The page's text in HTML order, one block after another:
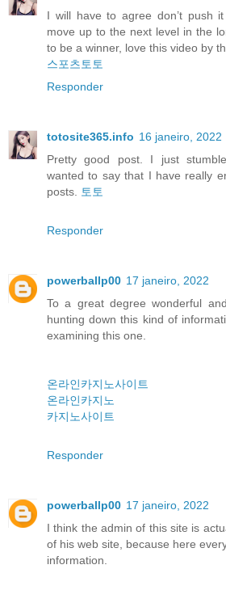
I will have to agree don’t push
move up to the next level in the
to be a winner, love this video by
스포츠토토
Responder
totosite365.info 16 janeiro, 2022
Pretty good post. I just
wanted to say that I have really
posts.
토토
Responder
powerballp00 17 janeiro, 2022
To a great degree wonderful
hunting down this kind of
examining this one.
온라인카지노사이트
온라인카지노
카지노사이트
Responder
powerballp00 17 janeiro, 2022
I think the admin of this site is
of his web site, because here
information.